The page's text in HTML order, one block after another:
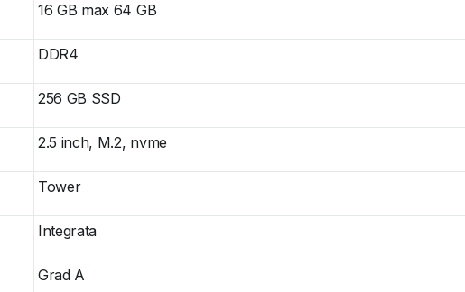
16 GB max 64 GB
DDR4
256 GB SSD
2.5 inch, M.2, nvme
Tower
Integrata
Grad A